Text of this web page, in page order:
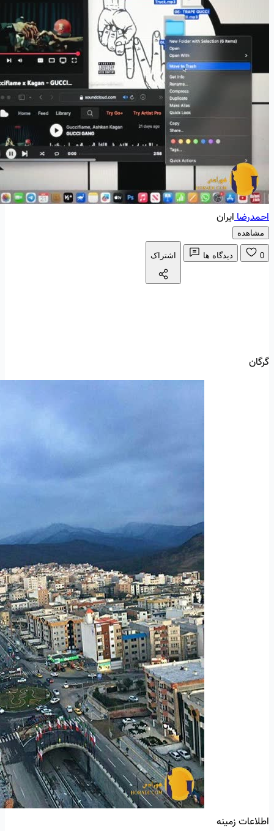
احمدرضاایران
مشاهده
0 دیدگاه ها اشتراک
گرگان
اطلاعات زمینه